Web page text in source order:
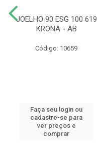
JOELHO 90 ESG 100 619
KRONA - AB
Código: 10659
Faça seu login ou
cadastre-se para
ver preços e
comprar